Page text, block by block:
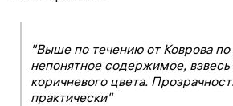
"Выше по течению от Коврова по
непонятное содержимое,
коричневого цвета.
практически"